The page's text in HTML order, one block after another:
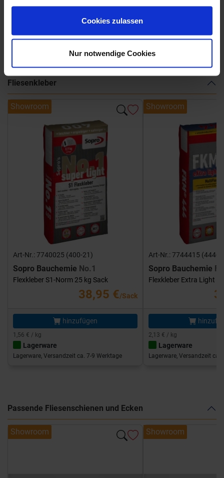
gesammelt haben.
Cookies zulassen
Nur notwendige Cookies
Weitere Serien von Monocibec
Fliesenkleber
Showroom
Art-Nr.: 7740025 (400-21)
Sopro Bauchemie No.1
Flexkleber S1-Norm 25 kg Sack
38,95 €/Sack
hinzufügen
1,56 € / kg
Lagerware
Lagerware, Versandzeit ca. 7-9 Werktage
Showroom
Art-Nr.: 7744415 (444-
Sopro Bauchemie
Flexkleber Extra Light
2,13 € / kg
Lagerware
Lagerware, Versandzeit ca.
Passende Fliesenschienen und Ecken
Showroom Showroom